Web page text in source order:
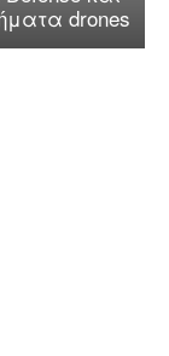
drones